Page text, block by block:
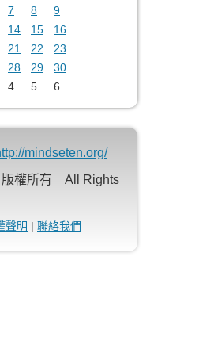
7 8
9
14 15
16
21 22
23
28 29
30
4 5 6
mindseten.org/
權所有 All Rights
聲明 | 聯絡我們